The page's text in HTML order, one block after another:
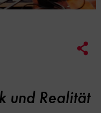
und Realität